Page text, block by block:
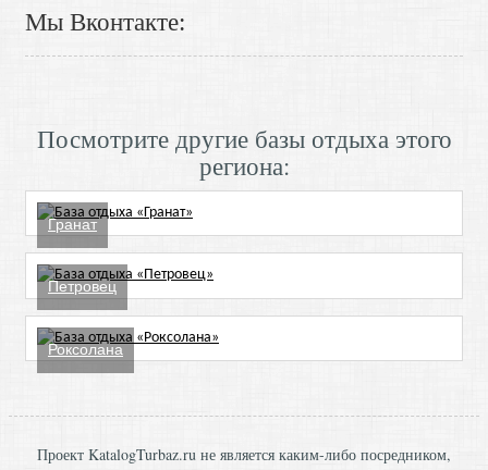
Мы Вконтакте:
Посмотрите другие базы отдыха этого
региона:
Гранат
Петровец
Роксолана
Проект KatalogTurbaz.ru не является каким-либо посредником,